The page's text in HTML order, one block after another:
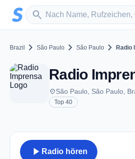
Zum Hauptinhalt springen
search
Sender suchen
Brazil chevron_right São Paulo chevron_right São Paulo chevron_right Radio
placeSão Paulo, São Paulo,
Top 40
play_arrow Radio hören